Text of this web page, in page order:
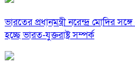
ভারতের প্রধানমন্ত্রী নরেন্দ্র মোদির
হচ্ছে ভারত-যুক্তরাষ্ট্র সম্পর্ক